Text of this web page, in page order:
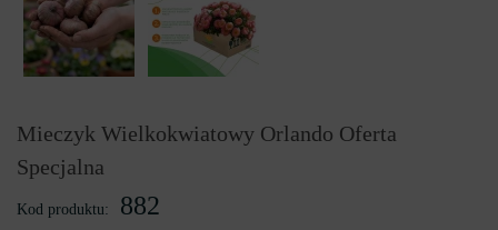
Mieczyk Wielkokwiatowy Orlando Oferta
Specjalna
Kod produktu: 882